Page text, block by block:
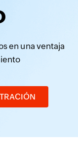
en una ventaja